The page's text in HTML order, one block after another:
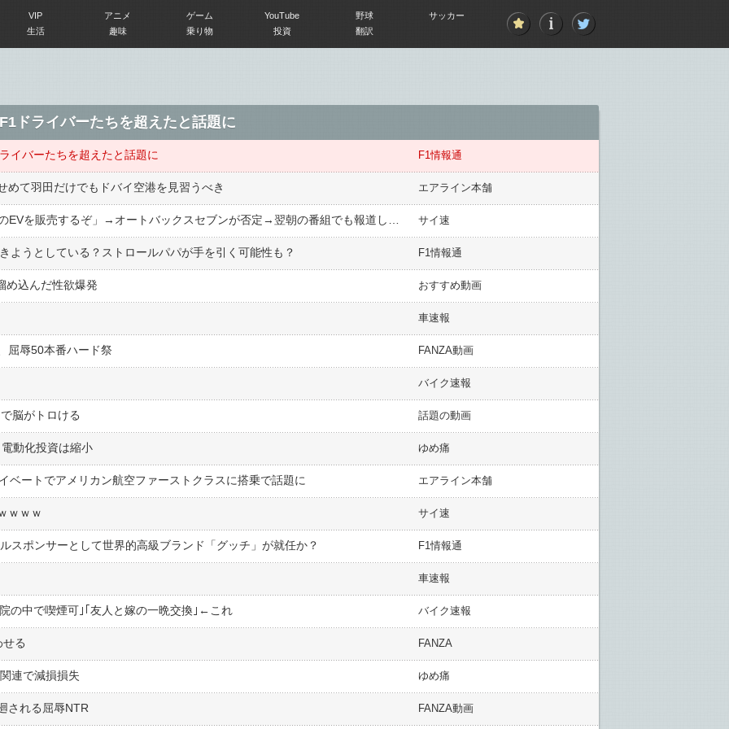
VIP アニメ ゲーム YouTube 野球
サッカー
生活
趣味 乗り物 投資 翻訳
ドライバーたちを超えたと話題に
イバーたちを超えたと話題に F1情報通
めて羽田だけでもドバイ空港を見習うべき エアライン本舗
サイ速
ようとしている？ストロールパパが手を引く可能性も？ F1情報通
め込んだ性欲爆発 おすすめ動画
車速報
屈辱50本番ハード祭 FANZA動画
バイク速報
脳がトロける 話題の動画
動化投資は縮小 ゆめ痛
ベートでアメリカン航空ファーストクラスに搭乗で話題に エアライン本舗
ｗｗｗ サイ速
スポンサーとして世界的高級ブランド「グッチ」が就任か？ F1情報通
車速報
の中で喫煙可｣｢友人と嫁の一晩交換｣←これ バイク速報
る FANZA
連で減損損失 ゆめ痛
される屈辱NTR FANZA動画